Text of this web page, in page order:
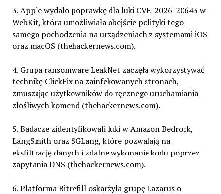
3. Apple wydało poprawkę dla luki CVE-2026-20643 w
WebKit, która umożliwiała obejście polityki tego
samego pochodzenia na urządzeniach z systemami iOS
oraz macOS (thehackernews.com).
4. Grupa ransomware LeakNet zaczęła wykorzystywać
technikę ClickFix na zainfekowanych stronach,
zmuszając użytkowników do ręcznego uruchamiania
złośliwych komend (thehackernews.com).
5. Badacze zidentyfikowali luki w Amazon Bedrock,
LangSmith oraz SGLang, które pozwalają na
eksfiltrację danych i zdalne wykonanie kodu poprzez
zapytania DNS (thehackernews.com).
6. Platforma Bitrefill oskarżyła grupę Lazarus o